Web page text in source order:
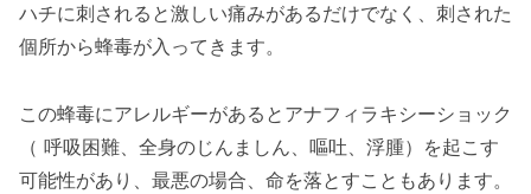
ハチに刺されると激しい痛みがあるだけでなく、刺された
個所から蜂毒が入ってきます。
この蜂毒にアレルギーがあるとアナフィラキシーショック
（ 呼吸困難、全身のじんましん、嘔吐、浮腫）を起こす
可能性があり、最悪の場合、命を落とすこともあります。